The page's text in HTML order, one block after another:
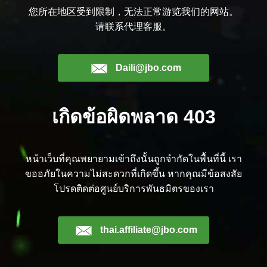
您所在地区受到限制，无法正常游览我们的网站。
请联系代理客服。
Daili@jbo.com
เกิดข้อผิดพลาด 403
หน้าเว็บที่คุณพยายามเข้าถึงนั้นถูกจำกัดในพื้นที่นี้ เรา
ขออภัยในความไม่สะดวกที่เกิดขึ้น หากคุณมีข้อสงสัย
โปรดติดต่อศูนย์บริการพันธมิตรของเรา
thai.affiliate@jbo.com